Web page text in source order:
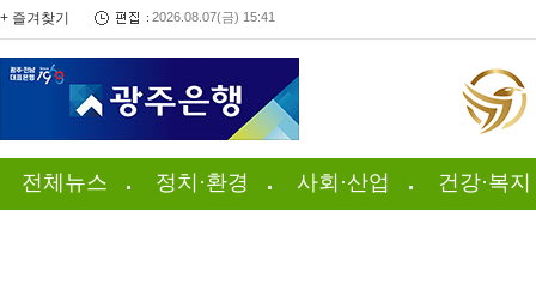
+ 즐겨찾기 2026.08.07(금) 15:41
전체뉴스 정치·환경 사회·산업 건강·복지